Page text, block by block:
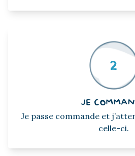
2
JE
Je passe commande et
celle-ci.